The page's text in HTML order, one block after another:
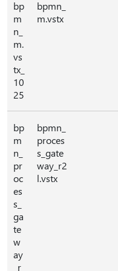
bp
m
n_
m.
vs
tx_
10
25
bpmn_
m.vstx
bp
m
n_
pr
oc
es
s_
ga
te
w
ay
_r
bpmn_
proces
s_gate
way_r2
l.vstx